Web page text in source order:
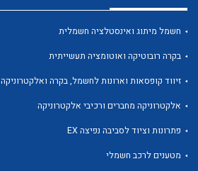
חשמל מיתוג ואינסטלציה חשמלית
בקרה רובוטיקה ואוטומציה תעשייתית
זיווד קופסאות וארונות לחשמל, בקרה ואלקטרוניקה
אלקטרוניקה מחברים ורכיבי אלקטרוניקה
פתרונות וציוד לסביבה נפיצה EX
מטענים לרכב חשמלי